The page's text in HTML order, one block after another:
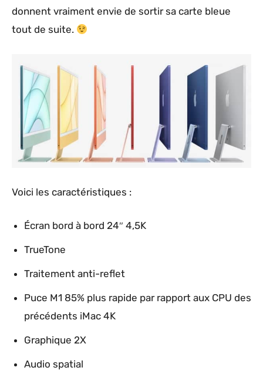
donnent vraiment envie de sortir sa carte bleue
tout de suite.
Voici les caractéristiques :
Écran bord à bord 24″ 4,5K
TrueTone
Traitement anti-reflet
Puce M1 85% plus rapide par rapport aux CPU des
précédents iMac 4K
Graphique 2X
Audio spatial